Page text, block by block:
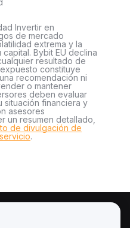
Invertir en
de mercado
extrema y la
Bybit EU declina
resultado de
constituye
recomendación ni
o mantener
deben evaluar
situación financiera y
asesores
un resumen detallado,
de divulgación de
.